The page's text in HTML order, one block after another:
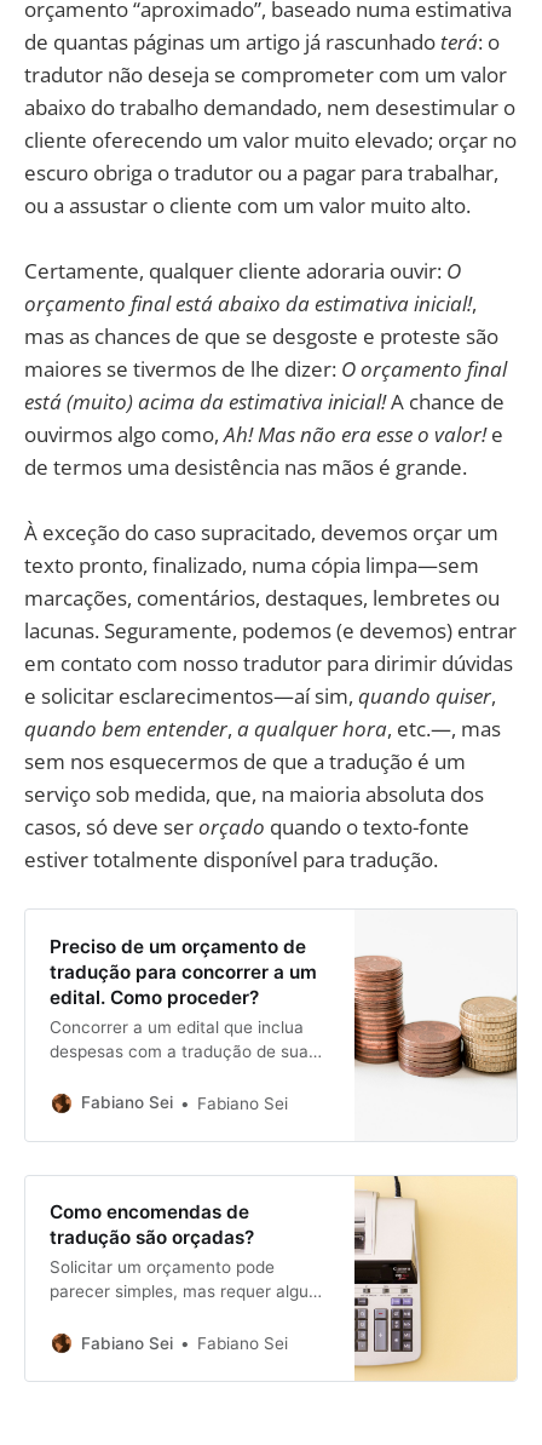
orçamento “aproximado”, baseado numa estimativa
de quantas páginas um artigo já rascunhado terá: o
tradutor não deseja se comprometer com um valor
abaixo do trabalho demandado, nem desestimular o
cliente oferecendo um valor muito elevado; orçar no
escuro obriga o tradutor ou a pagar para trabalhar,
ou a assustar o cliente com um valor muito alto.
Certamente, qualquer cliente adoraria ouvir: O
orçamento final está abaixo da estimativa inicial!,
mas as chances de que se desgoste e proteste são
maiores se tivermos de lhe dizer: O orçamento final
está (muito) acima da estimativa inicial!A chance de
ouvirmos algo como,Ah! Mas não era esse o valor!e
de termos uma desistência nas mãos é grande.
À exceção do caso supracitado, devemos orçar um
texto pronto, finalizado, numa cópia limpa—sem
marcações, comentários, destaques, lembretes ou
lacunas. Seguramente, podemos (e devemos) entrar
em contato com nosso tradutor para dirimir dúvidas
e solicitar esclarecimentos—aí sim, quando quiser,
quando bem entender, a qualquer hora, etc.—, mas
sem nos esquecermos de que a tradução é um
serviço sob medida, que, na maioria absoluta dos
casos, só deve serorçado quando o texto-fonte
estiver totalmente disponível para tradução.
Preciso de um orçamento de
tradução para concorrer a um
edital. Como proceder?
Concorrer a um edital que inclua
despesas com a tradução de sua
Como conseguir orçar um texto que
Fabiano Sei Fabiano Sei
Como encomendas de
tradução são orçadas?
Solicitar um orçamento pode
parecer simples, mas requer alguns
preparação. Saiba como solicitar de
a tradução acadêmica do seu
Fabiano Sei Fabiano Sei